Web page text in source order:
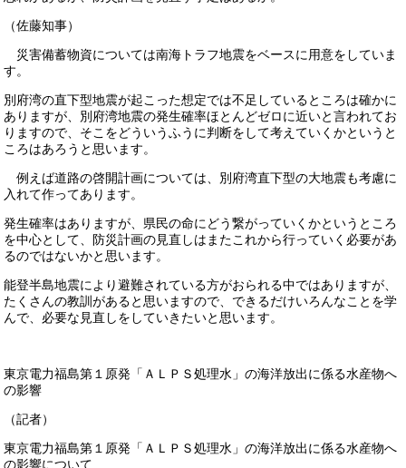
（佐藤知事）
災害備蓄物資については南海トラフ地震をベースに用意をしていま
す。
別府湾の直下型地震が起こった想定では不足しているところは確かに
ありますが、別府湾地震の発生確率ほとんどゼロに近いと言われてお
りますので、そこをどういうふうに判断をして考えていくかというと
ころはあろうと思います。
例えば道路の啓開計画については、別府湾直下型の大地震も考慮に
入れて作ってあります。
発生確率はありますが、県民の命にどう繋がっていくかというところ
を中心として、防災計画の見直しはまたこれから行っていく必要があ
るのではないかと思います。
能登半島地震により避難されている方がおられる中ではありますが、
たくさんの教訓があると思いますので、できるだけいろんなことを学
んで、必要な見直しをしていきたいと思います。
東京電力福島第１原発「ＡＬＰＳ処理水」の海洋放出に係る水産物へ
の影響
（記者）
東京電力福島第１原発「ＡＬＰＳ処理水」の海洋放出に係る水産物へ
の影響について